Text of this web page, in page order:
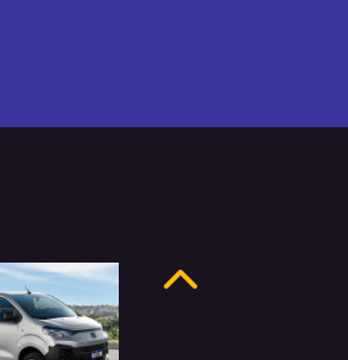
Anterior